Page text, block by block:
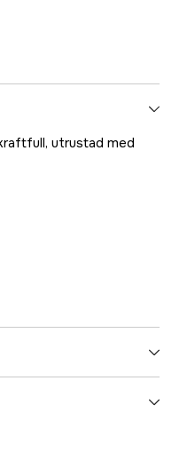
utrustad med